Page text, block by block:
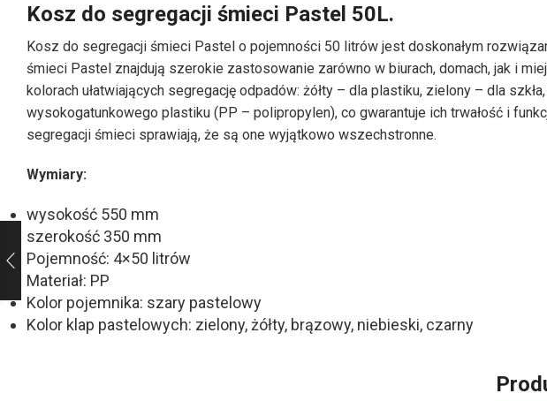
Kosz do segregacji śmieci Pastel 50L.
Kosz do segregacji śmieci Pastel o pojemności 50 litrów jest doskonałym
śmieci Pastel znajdują szerokie zastosowanie zarówno w biurach, domach, jak i
kolorach ułatwiających segregację odpadów: żółty – dla plastiku, zielony – dla
wysokogatunkowego plastiku (PP – polipropylen), co gwarantuje ich trwałość i
segregacji śmieci sprawiają, że są one wyjątkowo wszechstronne.
Wymiary:
wysokość 550 mm
szerokość 350 mm
Pojemność: 4×50 litrów
Materiał: PP
Kolor pojemnika: szary pastelowy
Kolor klap pastelowych: zielony, żółty, brązowy, niebieski, czarny